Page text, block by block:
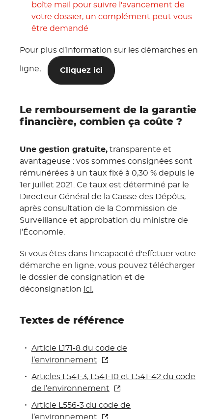
boîte mail pour suivre l'avancement de
votre dossier, un complément peut vous
être demandé
Pour plus d’information sur les démarches en
ligne, Cliquez ici
Le remboursement de la garantie
financière, combien ça coûte ?
Une gestion gratuite, transparente et
avantageuse : vos sommes consignées sont
rémunérées à un taux fixé à 0,30 % depuis le
1er juillet 2021. Ce taux est déterminé par le
Directeur Général de la Caisse des Dépôts,
après consultation de la Commission de
Surveillance et approbation du ministre de
l’Économie.
Si vous êtes dans l'incapacité d'effctuer votre
démarche en ligne, vous pouvez télécharger
le dossier de consignation et de
déconsignation ici.
Textes de référence
Article L171-8 du code de
l’environnement
Articles L541-3, L541-10 et L541-42 du code
de
l’environnement
Article L556-3 du code de
l’environnement